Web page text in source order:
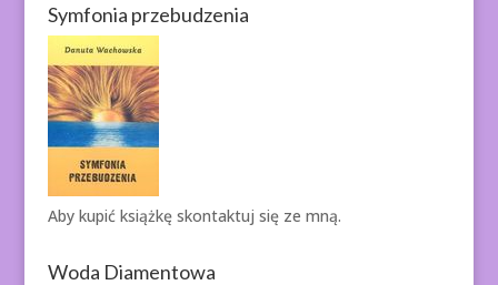
Symfonia przebudzenia
Aby kupić książkę skontaktuj się ze mną.
Woda Diamentowa